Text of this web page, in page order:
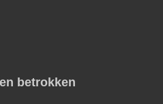
betrokken